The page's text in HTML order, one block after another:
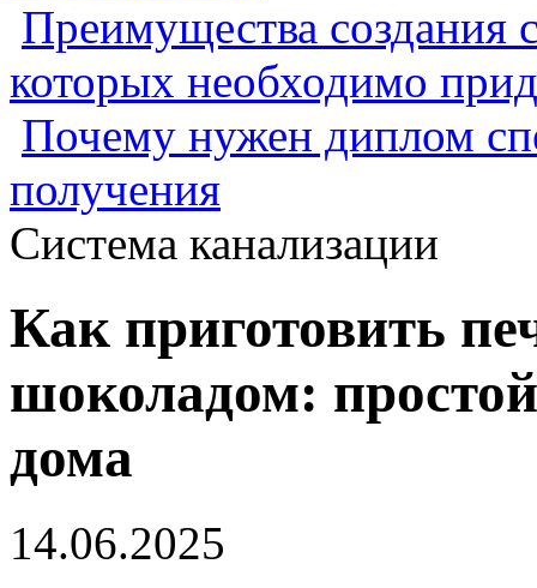
Преимущества создания
которых необходимо
Почему нужен диплом
получения
Система канализации
Как приготовить
шоколадом:
дома
14.06.2025